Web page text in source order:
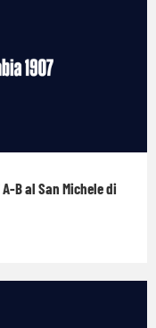
B al San Michele di